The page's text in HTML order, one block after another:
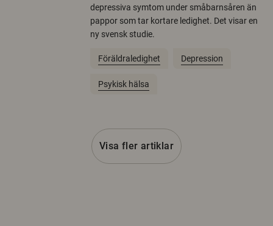
depressiva symtom under småbarnsåren än
pappor som tar kortare ledighet. Det visar en
ny svensk studie.
Föräldraledighet Depression
Psykisk hälsa
Visa fler artiklar